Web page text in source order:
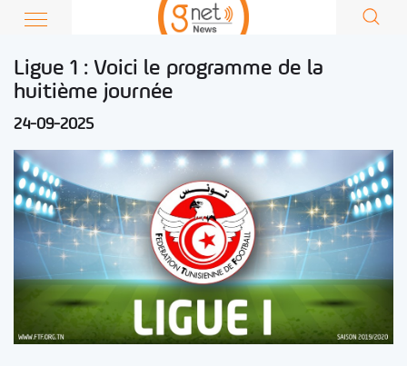
Ligue 1 : Voici le programme de la
huitième journée
24-09-2025